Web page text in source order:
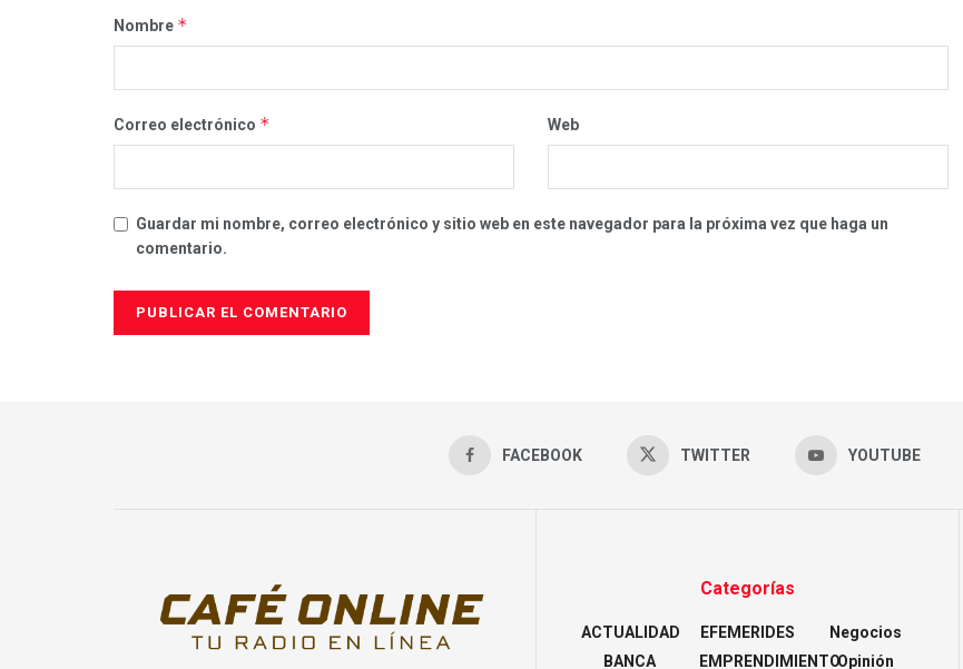
Nombre *
Correo electrónico * Web
Guardar mi nombre, correo electrónico y sitio web en este navegador para la próxima vez que haga un
comentario.
FACEBOOK TWITTER YOUTUBE
Categorías
ACTUALIDAD
BANCA
EFEMERIDES
EMPRENDIMIENTO
Negocios
Opinión